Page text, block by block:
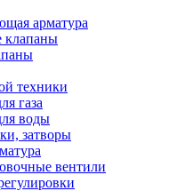
арматура
клапаны
техники
газа
воды
затворы
вентили